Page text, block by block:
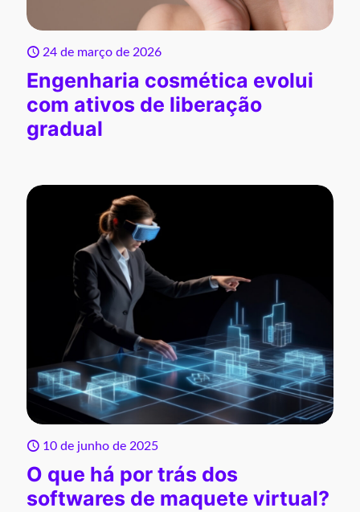
24 de março de 2026
Engenharia cosmética evolui
com ativos de liberação
gradual
10 de junho de 2025
O que há por trás dos
softwares de maquete virtual?